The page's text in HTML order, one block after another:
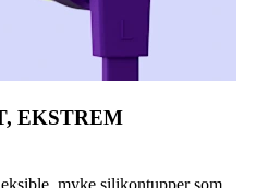
EKSTREM
myke silikontupper som